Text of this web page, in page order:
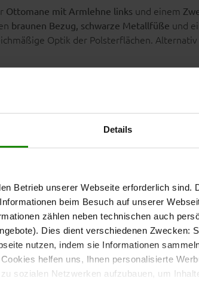
Details
Betrieb unserer Webseite erforderlich sind.
beim Besuch auf unserer
zählen neben technischen auch
Dies dient verschiedenen Zwecken:
nutzen, indem sie Informationen
helfen uns, Ihnen personalisierte
sozialen Netzwerken aufzubauen, um
Ottomane mit Armlehne links und einem
braunen Bezug, schwarze Metallfüße und
Optik der Polsterflächen.
bietet das Ecksofa Sitzplätze für
Sitzpositionen eingenommen